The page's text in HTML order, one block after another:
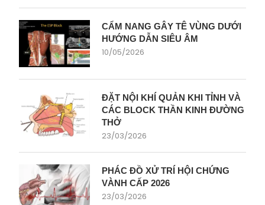
CẨM NANG GÂY TÊ VÙNG DƯỚI
HƯỚNG DẪN SIÊU ÂM
10/05/2026
ĐẶT NỘI KHÍ QUẢN KHI TỈNH VÀ
CÁC BLOCK THẦN KINH ĐƯỜNG
THỞ
23/03/2026
PHÁC ĐỒ XỬ TRÍ HỘI CHỨNG
VÀNH CẤP 2026
23/03/2026